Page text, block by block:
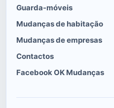
Guarda-móveis
Mudanças de habitação
Mudanças de empresas
Contactos
Facebook OK Mudanças